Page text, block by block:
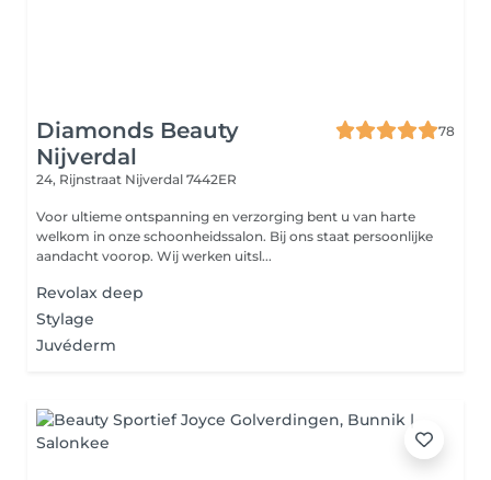
Diamonds Beauty
Nijverdal
78
24, Rijnstraat Nijverdal 7442ER
Voor ultieme ontspanning en verzorging bent u van harte
welkom in onze schoonheidssalon. Bij ons staat persoonlijke
aandacht voorop. Wij werken uitsl...
Revolax deep
Stylage
Juvéderm